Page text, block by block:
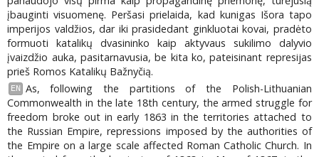
įbauginti visuomenę. Peršasi prielaida, kad kunigas Išora tapo
imperijos valdžios, dar iki prasidedant ginkluotai kovai, pradėto
formuoti katalikų dvasininko kaip aktyvaus sukilimo dalyvio
įvaizdžio auka, pasitarnavusia, be kita ko, pateisinant represijas
prieš Romos Katalikų Bažnyčią.
EN
As, following the partitions of the Polish-Lithuanian
Commonwealth in the late 18th century, the armed struggle for
freedom broke out in early 1863 in the territories attached to
the Russian Empire, repressions imposed by the authorities of
the Empire on a large scale affected Roman Catholic Church. In